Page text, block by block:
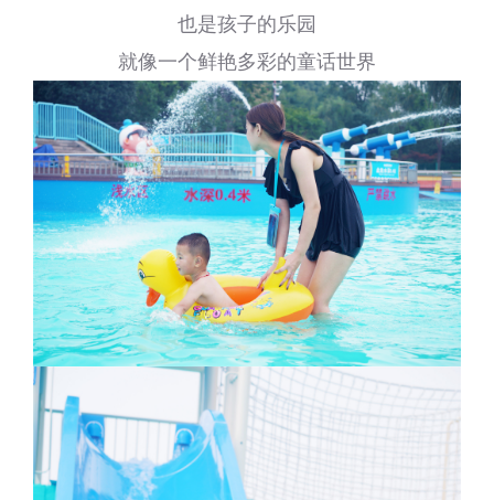
也是孩子的乐园
就像一个鲜艳多彩的童话世界